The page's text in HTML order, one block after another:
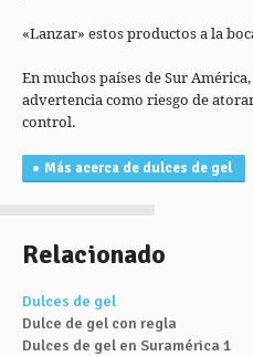
«Lanzar» estos productos a la
En muchos países de Sur
advertencia como riesgo de
control.
Más acerca de dulces de gel
Relacionado
Dulces de gel
Dulce de gel con regla
Dulces de gel en Suramérica 1